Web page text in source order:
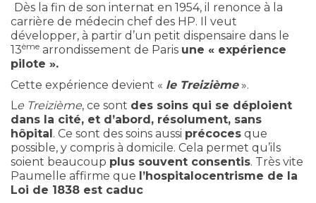
Dès la fin de son internat en 1954, il renonce à la
carrière de médecin chef des HP. Il veut
développer, à partir d’un petit dispensaire dans le
13ème arrondissement de Paris une « expérience
pilote ».
Cette expérience devient « le Treizième».
Le Treizième, ce sont des soins qui se déploient
dans la cité, et d’abord, résolument, sans
hôpital. Ce sont des soins aussi précoces que
possible, y compris à domicile. Cela permet qu’ils
soient beaucoup plus souvent consentis. Très vite
Paumelle affirme que l’hospitalocentrisme de la
Loi de 1838 est caduc